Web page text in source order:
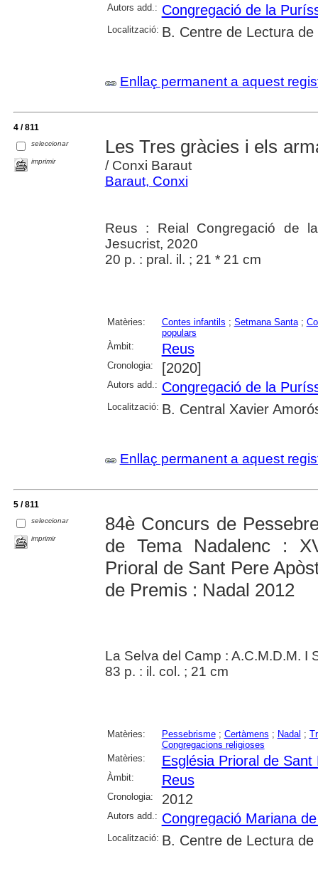
Autors add.: Congregació de la
Localització: B. Centre de Lectura de
Enllaç permanent a aquest
4 / 811
seleccionar
imprimir
Les Tres gràcies i els
/ Conxi Baraut
Baraut, Conxi
Reus : Reial Congregació de
Jesucrist, 2020
20 p. : pral. il. ; 21 * 21 cm
Matèries: Contes infantils ; Setmana Santa;
populars
Àmbit:
Reus
Cronologia: [2020]
Autors add.: Congregació de la
Localització: B. Central Xavier
Enllaç permanent a aquest
5 / 811
seleccionar
imprimir
84è Concurs de
de Tema Nadalenc :
Prioral de Sant Pere
de Premis : Nadal 2012
La Selva del Camp : A.C.M.D.M. I
83 p. : il. col. ; 21 cm
Matèries: Pessebrisme; Certàmens ; Nadal ;
Congregacions religioses
Matèries:
Església Prioral de Sant
Àmbit: Reus
Cronologia: 2012
Autors add.: Congregació Mariana
Localització: B. Centre de Lectura de